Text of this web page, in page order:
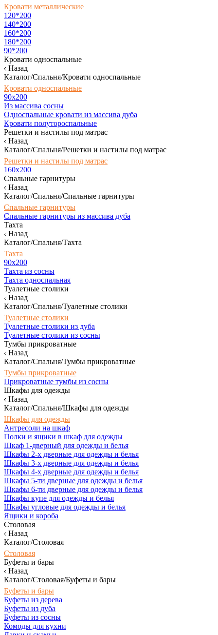
Кровати металлические
120*200
140*200
160*200
180*200
90*200
Кровати односпальные
Назад
Каталог/Спальня/Кровати односпальные
Кровати односпальные
90х200
Из массива сосны
Односпальные кровати из массива дуба
Кровати полутороспальные
Решетки и настилы под матрас
Назад
Каталог/Спальня/Решетки и настилы под матрас
Решетки и настилы под матрас
160х200
Спальные гарнитуры
Назад
Каталог/Спальня/Спальные гарнитуры
Спальные гарнитуры
Спальные гарнитуры из массива дуба
Тахта
Назад
Каталог/Спальня/Тахта
Тахта
90х200
Тахта из сосны
Тахта односпальная
Туалетные столики
Назад
Каталог/Спальня/Туалетные столики
Туалетные столики
Туалетные столики из дуба
Туалетные столики из сосны
Тумбы прикроватные
Назад
Каталог/Спальня/Тумбы прикроватные
Тумбы прикроватные
Прикроватные тумбы из сосны
Шкафы для одежды
Назад
Каталог/Спальня/Шкафы для одежды
Шкафы для одежды
Антресоли на шкаф
Полки и ящики в шкаф для одежды
Шкаф 1-дверный для одежды и белья
Шкафы 2-х дверные для одежды и белья
Шкафы 3-х дверные для одежды и белья
Шкафы 4-х дверные для одежды и белья
Шкафы 5-ти дверные для одежды и белья
Шкафы 6-ти дверные для одежды и белья
Шкафы купе для одежды и белья
Шкафы угловые для одежды и белья
Ящики и короба
Столовая
Назад
Каталог/Столовая
Столовая
Буфеты и бары
Назад
Каталог/Столовая/Буфеты и бары
Буфеты и бары
Буфеты из дерева
Буфеты из дуба
Буфеты из сосны
Комоды для кухни